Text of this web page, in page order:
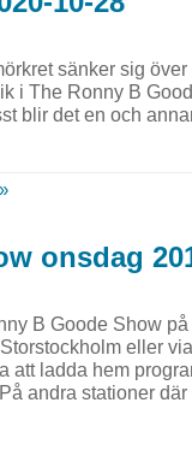
sänker sig
i The Ronny B
blir det en och
onsdag
B Goode Show
eller
att ladda hem
andra stationer